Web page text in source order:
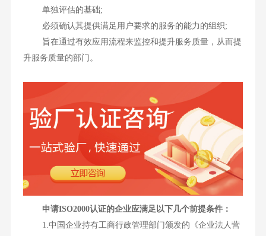
单独评估的基础;
必须确认其提供满足用户要求的服务的能力的组织;
旨在通过有效应用流程来监控和提升服务质量，从而提
升服务质量的部门。
申请ISO2000认证的企业应满足以下几个前提条件：
1.中国企业持有工商行政管理部门颁发的《企业法人营